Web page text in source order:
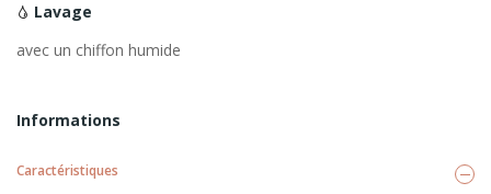
Lavage
avec un chiffon humide
Informations
Caractéristiques